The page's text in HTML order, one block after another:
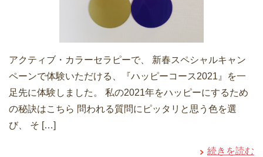
アクティブ・カラーセラピーで、 新春スペシャルキャン
ペーンで体験いただける、『ハッピーコース2021』を一
足先に体験しました。 私の2021年をハッピーにするため
の秘訣はこちら 問われる質問にピッタリと思う色を選
び、 そ […]
続きを読む